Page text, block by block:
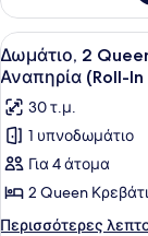
2
Queen
Κρεβάτια
Προβολή
όλων
των
φωτογραφιών
για
Δωμάτιο,
2
Queen
4
Δωμάτιο, 2
Αναπηρία (Roll-
30 τ.μ.
1 υπνοδωμάτιο
Για 4 άτομα
2 Queen
Περισσότερες
Περισσότερες